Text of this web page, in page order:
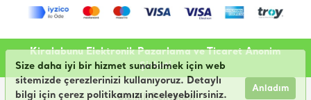
Size daha iyi bir hizmet sunabilmek için web
sitemizde çerezlerinizi kullanıyoruz. Detaylı
bilgi için çerez politikamızı inceleyebilirsiniz.
Anladım
Kiralabunu Elektronik Pazarlama ve Ticaret Anonim
Şirketi
Gizlilik Politikası